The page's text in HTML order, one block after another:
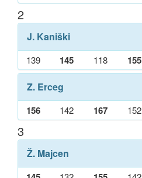
2
J. Kaniški
139 145 118 155
Z. Erceg
156 142 167 152
3
Ž. Majcen